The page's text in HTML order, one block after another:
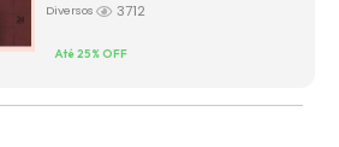
Diversos 3712
Até 25% OFF